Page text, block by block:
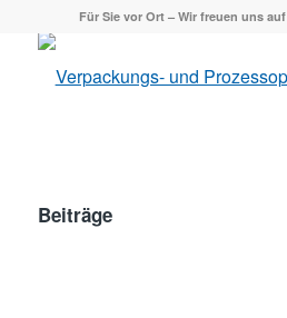
Für Sie vor Ort – Wir freuen uns auf
Beiträge